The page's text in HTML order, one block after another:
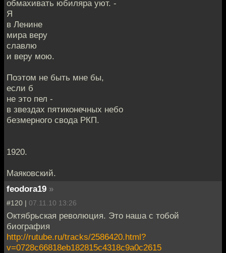
обмахивать юбиляра уют. -
Я
в Ленине
мира веру
славлю
и веру мою.
Поэтом не быть мне бы,
если б
не это пел -
в звездах пятиконечных небо
безмерного свода РКП.
1920.
Маяковский.
feodora19 »
#120 | 07.11.10 13:26
Октябрьская революция. Это наша с тобой
биография
http://rutube.ru/tracks/2586420.html?
v=0728c66818eb182815c4318c9a0c2615